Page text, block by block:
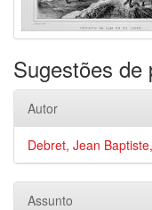
Sugestões de
Autor
Debret, Jean
Assunto